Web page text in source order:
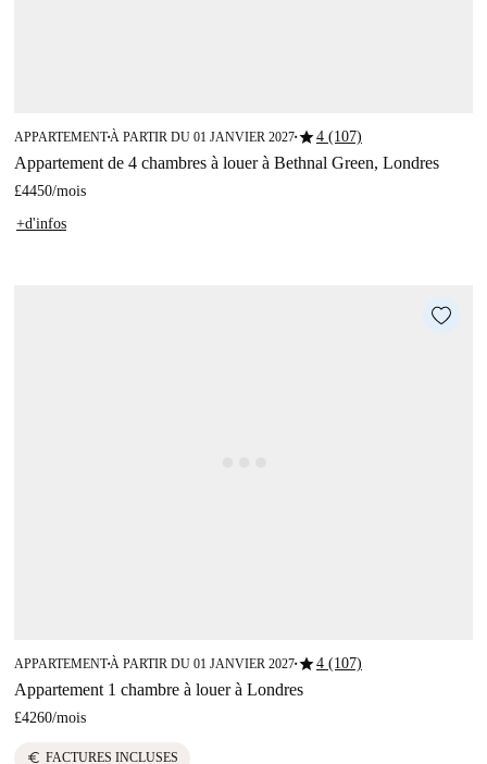
APPARTEMENT■À PARTIR DU 01 JANVIER 2027■star4 (107)
Appartement de 4 chambres à louer à Bethnal Green, Londres
£4450/mois
+d'infos
APPARTEMENT■À PARTIR DU 01 JANVIER 2027■star4 (107)
Appartement 1 chambre à louer à Londres
£4260/mois
euro FACTURES INCLUSES